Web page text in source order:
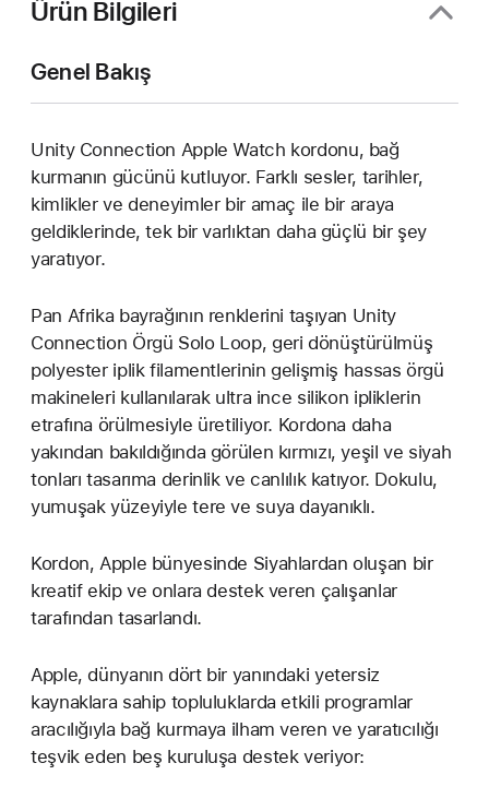
Ürün Bilgileri
Genel Bakış
Unity Connection Apple Watch kordonu, bağ
kurmanın gücünü kutluyor. Farklı sesler, tarihler,
kimlikler ve deneyimler bir amaç ile bir araya
geldiklerinde, tek bir varlıktan daha güçlü bir şey
yaratıyor.
Pan Afrika bayrağının renklerini taşıyan Unity
Connection Örgü Solo Loop, geri dönüştürülmüş
polyester iplik filamentlerinin gelişmiş hassas örgü
makineleri kullanılarak ultra ince silikon ipliklerin
etrafına örülmesiyle üretiliyor. Kordona daha
yakından bakıldığında görülen kırmızı, yeşil ve siyah
tonları tasarıma derinlik ve canlılık katıyor. Dokulu,
yumuşak yüzeyiyle tere ve suya dayanıklı.
Kordon, Apple bünyesinde Siyahlardan oluşan bir
kreatif ekip ve onlara destek veren çalışanlar
tarafından tasarlandı.
Apple, dünyanın dört bir yanındaki yetersiz
kaynaklara sahip topluluklarda etkili programlar
aracılığıyla bağ kurmaya ilham veren ve yaratıcılığı
teşvik eden beş kuruluşa destek veriyor: